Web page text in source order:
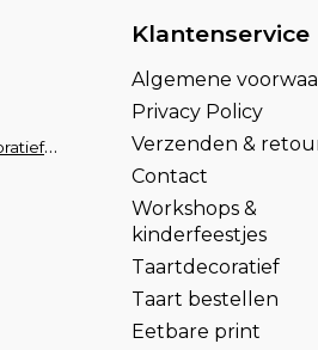
info@taartdecoratief.nl
Klantenservice
Algemene
Privacy Policy
Verzenden &
Contact
Workshops &
kinderfeestjes
Taartdecoratief
Taart bestellen
Eetbare print